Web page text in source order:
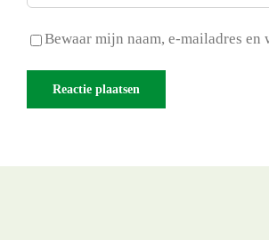
Bewaar mijn naam, e-mailadres